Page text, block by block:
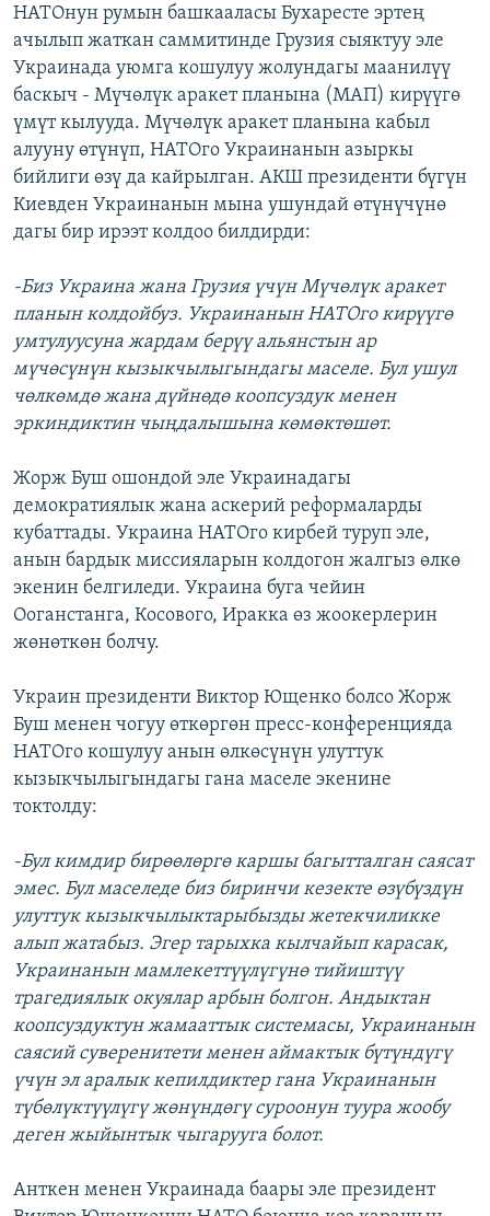
НАТОнун румын башкааласы Бухаресте эртең
ачылып жаткан саммитинде Грузия сыяктуу эле
Украинада уюмга кошулуу жолундагы маанилүү
баскыч - Мүчөлүк аракет планына (МАП) кирүүгө
үмүт кылууда. Мүчөлүк аракет планына кабыл
алууну өтүнүп, НАТОго Украинанын азыркы
бийлиги өзү да кайрылган. АКШ президенти бүгүн
Киевден Украинанын мына ушундай өтүнүчүнө
дагы бир ирээт колдоо билдирди:
-Биз Украина жана Грузия үчүн Мүчөлүк аракет
планын колдойбуз. Украинанын НАТОго кирүүгө
умтулуусуна жардам берүү альянстын ар
мүчөсүнүн кызыкчылыгындагы маселе. Бул ушул
чөлкөмдө жана дүйнөдө коопсуздук менен
эркиндиктин чыңдалышына көмөктөшөт.
Жорж Буш ошондой эле Украинадагы
демократиялык жана аскерий реформаларды
кубаттады. Украина НАТОго кирбей туруп эле,
анын бардык миссияларын колдогон жалгыз өлкө
экенин белгиледи. Украина буга чейин
Ооганстанга, Косового, Иракка өз жоокерлерин
жөнөткөн болчу.
Украин президенти Виктор Ющенко болсо Жорж
Буш менен чогуу өткөргөн пресс-конференцияда
НАТОго кошулуу анын өлкөсүнүн улуттук
кызыкчылыгындагы гана маселе экенине
токтолду:
-Бул кимдир бирөөлөргө каршы багытталган саясат
эмес. Бул маселеде биз биринчи кезекте өзүбүздүн
улуттук кызыкчылыктарыбызды жетекчиликке
алып жатабыз. Эгер тарыхка кылчайып карасак,
Украинанын мамлекеттүүлүгүнө тийиштүү
трагедиялык окуялар арбын болгон. Андыктан
коопсуздуктун жамааттык системасы, Украинанын
саясий суверенитети менен аймактык бүтүндүгү
үчүн эл аралык кепилдиктер гана Украинанын
түбөлүктүүлүгү жөнүндөгү суроонун туура жообу
деген жыйынтык чыгарууга болот.
Анткен менен Украинада баары эле президент